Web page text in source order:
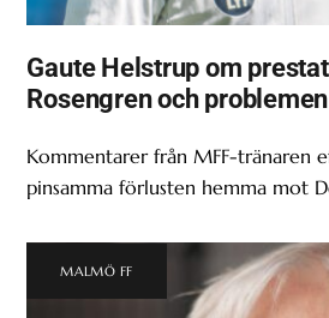
Gaute Helstrup om
Rosengren och
Kommentarer från MFF-tränaren
pinsamma förlusten hemma mot
MALMÖ FF